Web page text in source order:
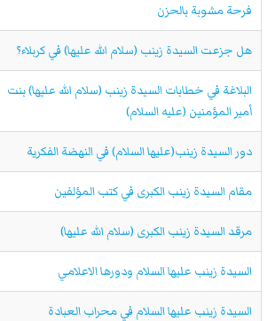
فرحة مشوبة بالحزن
هل جزعت السيدة زينب (سلام الله علیها) في كربلاء؟
البلاغة في خطابات السيدة زينب (سلام الله علیها) بنت
أمير المؤمنين (علیه السلام)
دور السيدة زينب(علیها السلام) في النهضة الفكرية
مقام السيدة زينب الكبرى في كتب المؤلفين
مرقد السيدة زينب الكبرى (سلام الله علیها)
السيدة زينب عليها السلام ودورها الاعلامي
السيدة زينب عليها السلام في محراب العبادة